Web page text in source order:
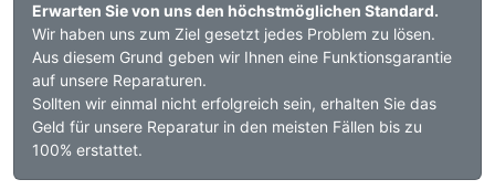
Erwarten Sie von uns den höchstmöglichen Standard.
Wir haben uns zum Ziel gesetzt jedes Problem zu lösen.
Aus diesem Grund geben wir Ihnen eine Funktionsgarantie
auf unsere Reparaturen.
Sollten wir einmal nicht erfolgreich sein, erhalten Sie das
Geld für unsere Reparatur in den meisten Fällen bis zu
100% erstattet.